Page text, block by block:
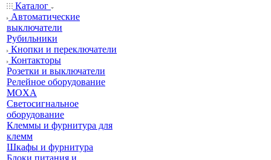
Каталог
Автоматические
выключатели
Рубильники
Кнопки и переключатели
Контакторы
Розетки и выключатели
Релейное оборудование
MOXA
Светосигнальное
оборудование
Клеммы и фурнитура для
клемм
Шкафы и фурнитура
Блоки питания и